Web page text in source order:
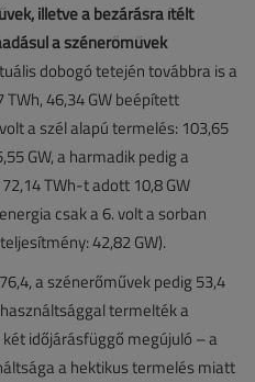
illetve a bezárásra ítélt
a szénerőművek
dobogó tetején továbbra is a
46,34 GW beépített
a szél alapú termelés: 103,65
GW, a harmadik pedig a
TWh-t adott 10,8 GW
csak a 6. volt a sorban
42,82 GW).
a szénerőművek pedig 53,4
termelték a
időjárásfüggő megújuló – a
a hektikus termelés miatt